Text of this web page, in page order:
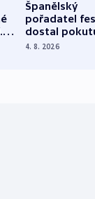
Španělský
pořadatel
dostal
nekalé
4. 8. 2026